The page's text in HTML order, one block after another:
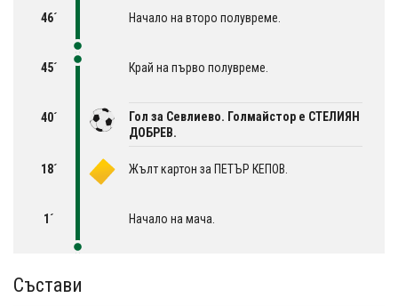
46´ Начало на второ полувреме.
45´ Край на първо полувреме.
40´
Гол за Севлиево. Голмайстор е СТЕЛИЯН
ДОБРЕВ.
18´ Жълт картон за ПЕТЪР КЕПОВ.
1´ Начало на мача.
Състави